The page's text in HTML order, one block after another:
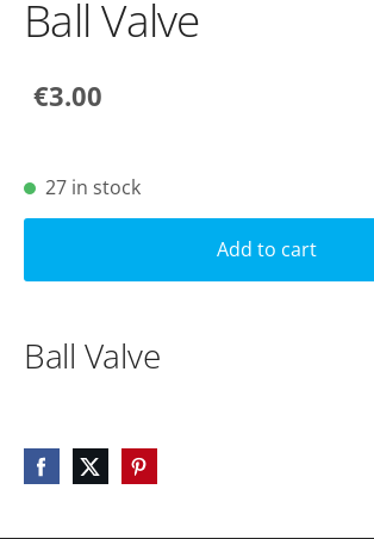
Ball Valve
€3.00
27 in stock
Add to cart
Ball Valve